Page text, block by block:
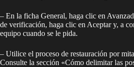
– En la ficha General, haga clic en
de verificación, haga clic en Aceptar y, a
equipo cuando se le pida.
– Utilice el proceso de restauración por
Consulte la sección «Cómo delimitar las